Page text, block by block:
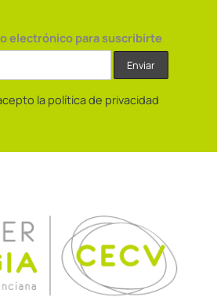
electrónico para suscribirte
la política de privacidad